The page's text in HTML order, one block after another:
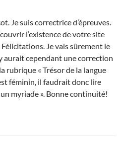
Je suis correctrice d’épreuves.
l’existence de votre site
Je vais sûrement le
aurait cependant une correction
rubrique « Trésor de la langue
féminin, il faudrait donc lire
myriade ». Bonne continuité!